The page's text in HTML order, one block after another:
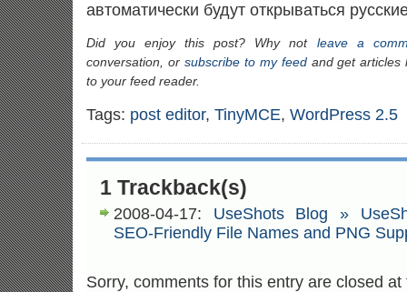
автоматически будут открываться
Did you enjoy this post? Why not leave a
conversation, or subscribe to my feedand get articles
to your feed reader.
Tags: post editor, TinyMCE, WordPress 2.5
1 Trackback(s)
2008-04-17: UseShots Blog »
SEO-Friendly File Names and PNG
Sorry, comments for this entry are closed at